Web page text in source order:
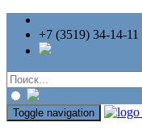
+7 (3519) 34-14-11
Toggle navigation